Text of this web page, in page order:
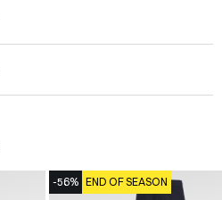
-56% END OF SEASON